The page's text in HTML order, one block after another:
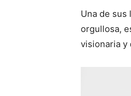
Una de sus
orgullosa,
visionaria y